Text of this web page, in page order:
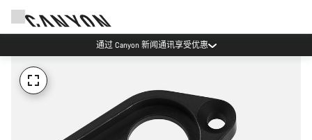
通过 Canyon 新闻通讯享受优惠